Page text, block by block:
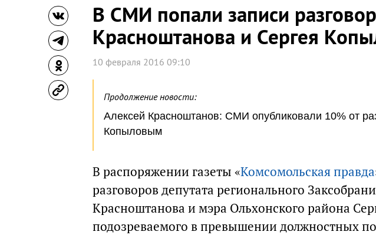
В СМИ попали записи
Красноштанова и Сергея
10 февраля 2016 09:10
Продолжение новости:
Алексей Красноштанов: СМИ опубликовали 10% от
Копыловым
В распоряжении газеты «Комсомольская правда
разговоров депутата регионального
Красноштанова и мэра Ольхонского района
подозреваемого в превышении должностных